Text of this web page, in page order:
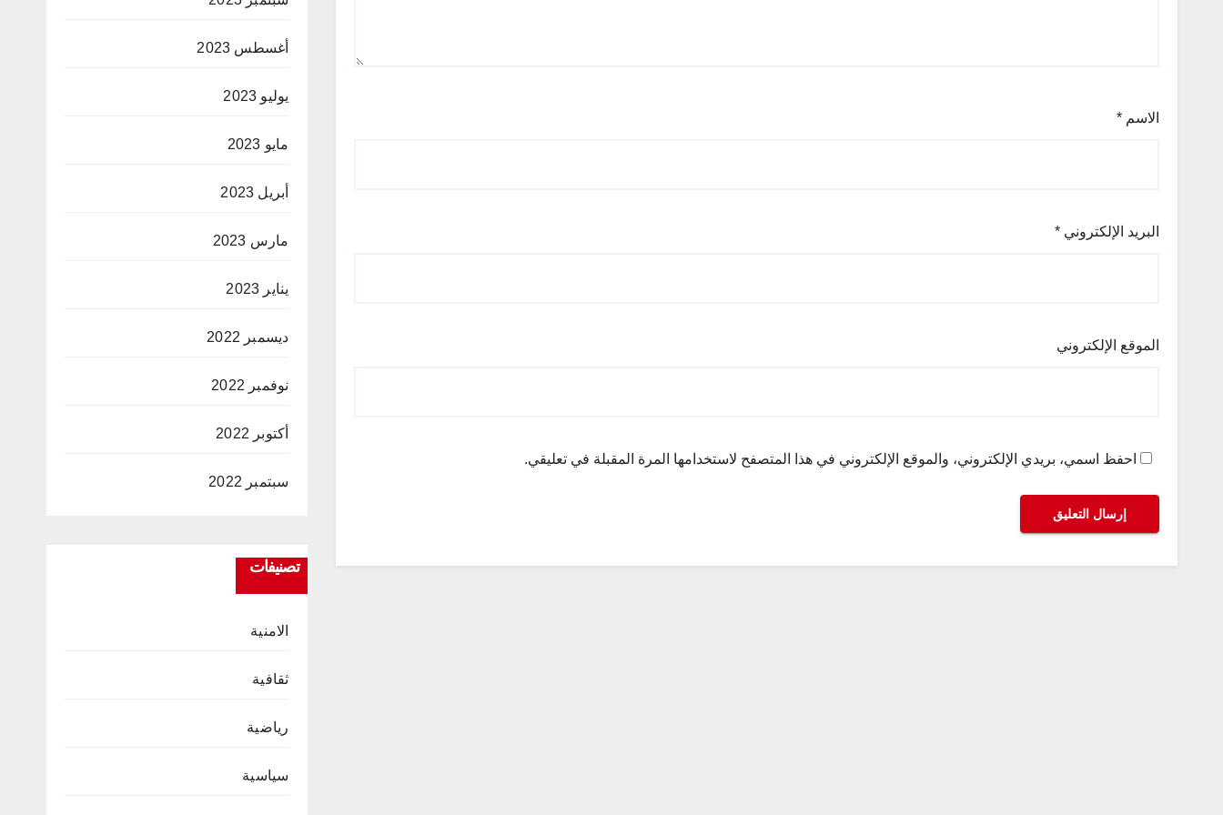
الاسم *
البريد الإلكتروني *
الموقع الإلكتروني
احفظ اسمي، بريدي الإلكتروني، والموقع الإلكتروني في هذا المتصفح لاستخدامها المرة المقبلة في تعليقي.
أغسطس 2023
يوليو 2023
مايو 2023
أبريل 2023
مارس 2023
يناير 2023
ديسمبر 2022
نوفمبر 2022
أكتوبر 2022
سبتمبر 2022
تصنيفات
الامنية
ثقافية
رياضية
سياسية